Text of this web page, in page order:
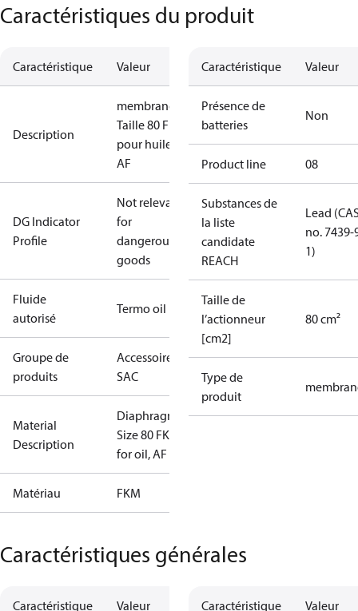
Caractéristiques du produit
Caractéristique Valeur
Description
membrane
Taille 80 FKM
pour huile,
AF
DG Indicator
Profile
Not relevant
for
dangerous
goods
Fluide
autorisé
Termo oil
Groupe de
produits
Accessoires -
SAC
Material
Description
Diaphragm
Size 80 FKM
for oil, AF
Matériau FKM
Caractéristique Valeur
Présence de
batteries
Non
Product line 08
Substances de
la liste
candidate
REACH
Lead
no. 7439-
1)
Taille de
l’actionneur
[cm2]
80 cm²
Type de
produit
Caractéristiques générales
Caractéristique Valeur Caractéristique Valeur